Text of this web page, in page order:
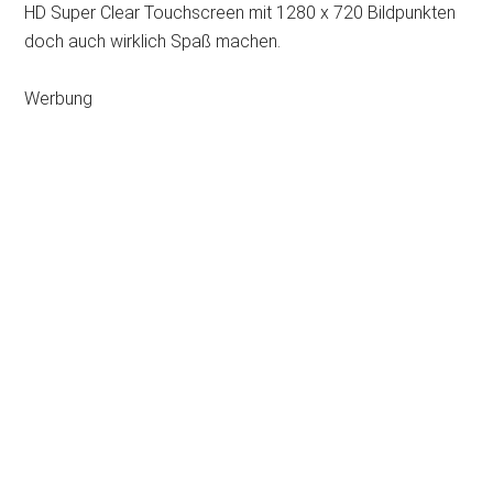
HD Super Clear Touchscreen mit 1280 x 720 Bildpunkten
doch auch wirklich Spaß machen.
Werbung